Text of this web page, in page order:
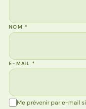
NOM*
E-MAIL*
Me prévenir par e-mail